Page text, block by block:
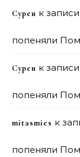
Сурен к записи
попеняли
Сурен к записи
попеняли
mitasmies к
попеняли